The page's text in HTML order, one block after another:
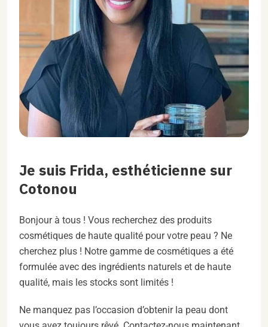
Je suis Frida, esthéticienne sur
Cotonou
Bonjour à tous ! Vous recherchez des produits
cosmétiques de haute qualité pour votre peau ? Ne
cherchez plus ! Notre gamme de cosmétiques a été
formulée avec des ingrédients naturels et de haute
qualité, mais les stocks sont limités !
Ne manquez pas l’occasion d’obtenir la peau dont